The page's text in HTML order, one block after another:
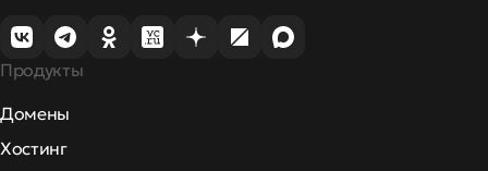
Продукты
Домены
Хостинг